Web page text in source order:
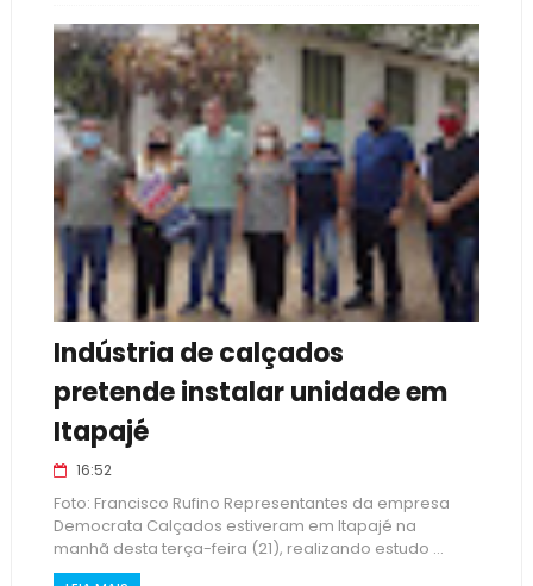
Indústria de calçados
pretende instalar unidade em
Itapajé
16:52
Foto: Francisco Rufino Representantes da empresa
Democrata Calçados estiveram em Itapajé na
manhã desta terça-feira (21), realizando estudo ...